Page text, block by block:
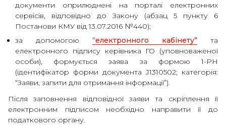
документи оприлюднені на порталі електронних
сервісів, відповідно до Закону (абзац 5 пункту 6
Постанови КМУ від 13.07.2016 №440);
за допомогою “електронного кабінету” та
електронного підпису керівника ГО (уповноваженої
особи), формується заява за формою 1-РН
(ідентифікатор форми документа J1310502; категорія:
“Заяви, запити для отримання інформації”).
Після заповнення відповідної заяви та скріплення її
електронним підписом необхідно направити її до
податкового органу.